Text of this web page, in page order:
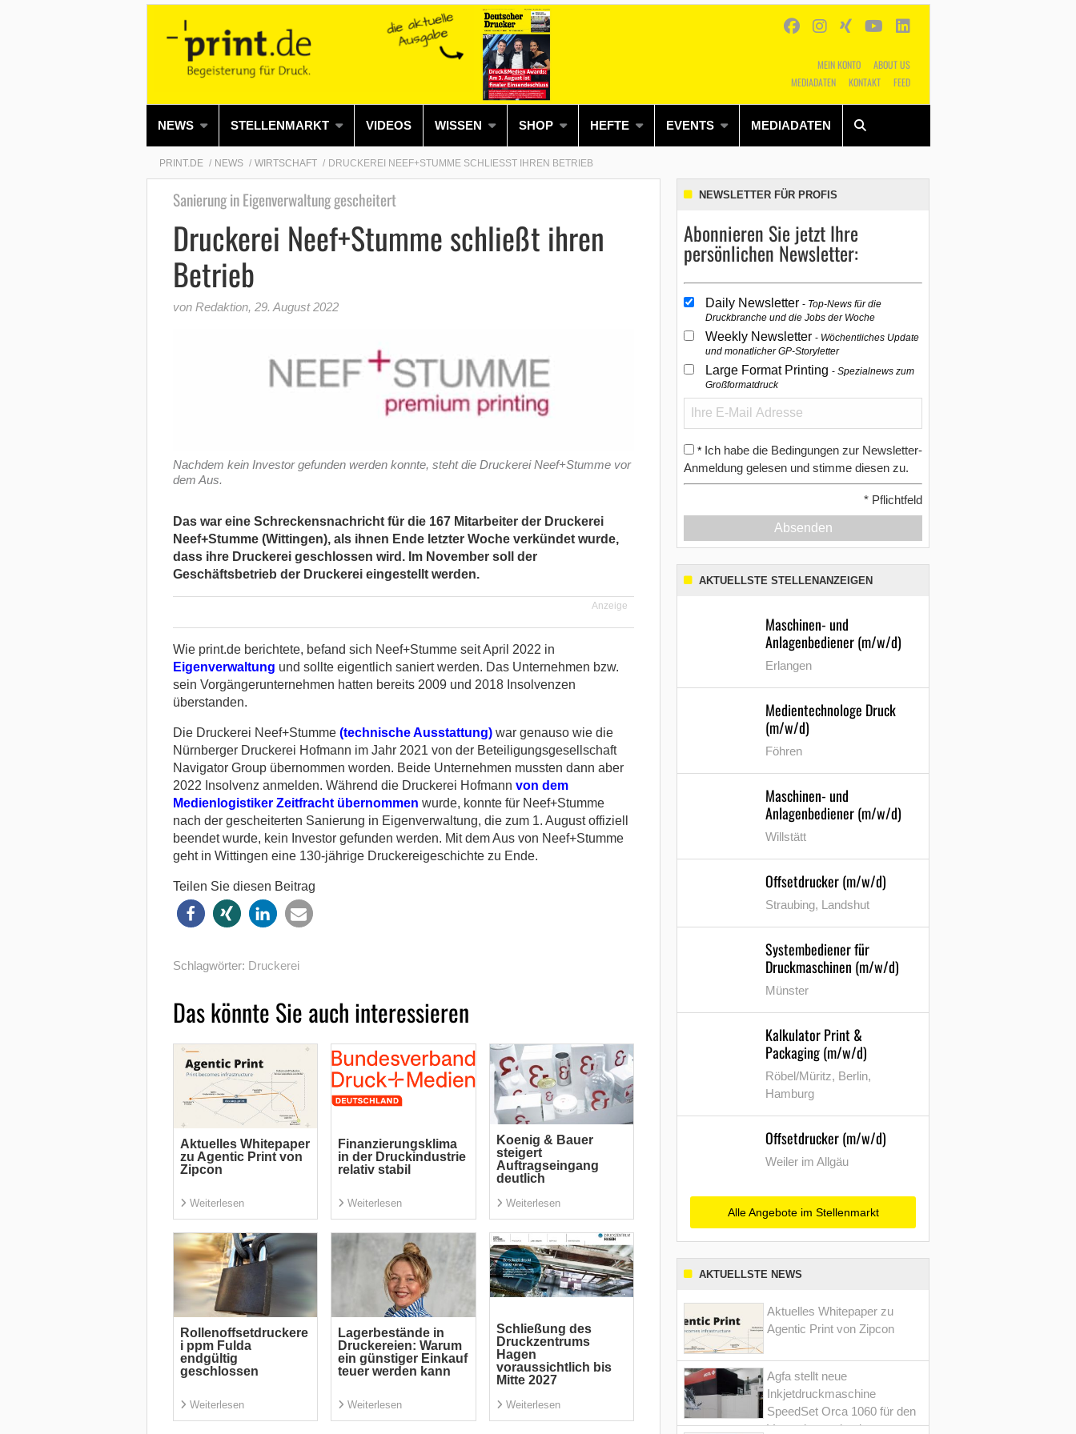
MEIN KONTO
ABOUT US
MEDIADATEN
KONTAKT FEED
NEWS STELLENMARKT VIDEOS WISSEN SHOP HEFTE EVENTS MEDIADATEN
Alles Shop SUCHEN
PRINT.DE NEWS WIRTSCHAFT DRUCKEREI NEEF+STUMME SCHLIESST IHREN BETRIEB
Sanierung in Eigenverwaltung gescheitert
Druckerei Neef+Stumme schließt ihren
Betrieb
von Redaktion, 29. August 2022
Nachdem kein Investor gefunden werden konnte, steht die Druckerei Neef+Stumme vor
dem Aus.
Das war eine Schreckensnachricht für die 167 Mitarbeiter der Druckerei
Neef+Stumme (Wittingen), als ihnen Ende letzter Woche verkündet wurde,
dass ihre Druckerei geschlossen wird. Im November soll der
Geschäftsbetrieb der Druckerei eingestellt werden.
Anzeige
Wie print.de berichtete, befand sich Neef+Stumme seit April 2022 in
Eigenverwaltung und sollte eigentlich saniert werden. Das Unternehmen bzw.
sein Vorgängerunternehmen hatten bereits 2009 und 2018 Insolvenzen
überstanden.
Die Druckerei Neef+Stumme (technische Ausstattung)war genauso wie die
Nürnberger Druckerei Hofmann im Jahr 2021 von der Beteiligungsgesellschaft
Navigator Group übernommen worden. Beide Unternehmen mussten dann aber
2022 Insolvenz anmelden. Während die Druckerei Hofmann von dem
Medienlogistiker Zeitfracht übernommen wurde, konnte für Neef+Stumme
nach der gescheiterten Sanierung in Eigenverwaltung, die zum 1. August offiziell
beendet wurde, kein Investor gefunden werden. Mit dem Aus von Neef+Stumme
geht in Wittingen eine 130-jährige Druckereigeschichte zu Ende.
Teilen Sie diesen Beitrag
Schlagwörter: Druckerei
Das könnte Sie auch interessieren
Aktuelles Whitepaper
zu Agentic Print von
Zipcon
Weiterlesen
Finanzierungsklima
in der Druckindustrie
relativ stabil
Weiterlesen
Koenig & Bauer
steigert
Auftragseingang
deutlich
Weiterlesen
Rollenoffsetdruckere
i ppm Fulda
endgültig
geschlossen
Weiterlesen
Lagerbestände in
Druckereien: Warum
ein günstiger Einkauf
teuer werden kann
Weiterlesen
Schließung des
Druckzentrums
Hagen
voraussichtlich bis
Mitte 2027
Weiterlesen
NEWSLETTER FÜR PROFIS
Abonnieren Sie jetzt Ihre
persönlichen Newsletter:
Daily Newsletter Top-News für die
Druckbranche und die Jobs der Woche
Weekly Newsletter Wöchentliches Update
und monatlicher GP-Storyletter
Large Format Printing Spezialnews zum
Großformatdruck
* Ich habe die Bedingungen zur Newsletter-
Anmeldung gelesen und stimme diesen zu.
* Pflichtfeld
Absenden
AKTUELLSTE STELLENANZEIGEN
Maschinen- und
Anlagenbediener (m/w/d)
Erlangen
Medientechnologe Druck
(m/w/d)
Föhren
Maschinen- und
Anlagenbediener (m/w/d)
Willstätt
Offsetdrucker (m/w/d)
Straubing, Landshut
Systembediener für
Druckmaschinen (m/w/d)
Münster
Kalkulator Print &
Packaging (m/w/d)
Röbel/Müritz, Berlin,
Hamburg
Offsetdrucker (m/w/d)
Weiler im Allgäu
Alle Angebote im Stellenmarkt
AKTUELLSTE NEWS
Aktuelles Whitepaper zu
Agentic Print von Zipcon
Agfa stellt neue
Inkjetdruckmaschine
SpeedSet Orca 1060 für den
Verpackungsdruck vor